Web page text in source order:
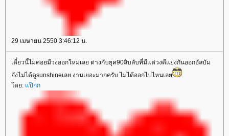
29 เมษายน 2550 3:46:12 น.
เดี๋ยวนี้ไม่ค่อยมีวงออกใหม่เลย ต่างกับยุค90ลิบลับที่มีแต่วงดีแย่งกันออกอัลบัม
ังไม่ได้ดูsunshineเลย งานเยอะมากครับ ไม่ได้ออกไปไหนเล
ดย: ป๊กก